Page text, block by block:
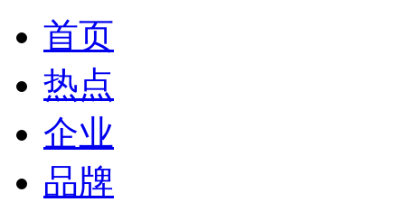
首页
热点
企业
品牌